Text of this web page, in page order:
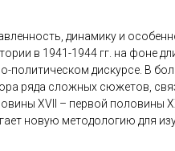
динамику и
в 1941-1944 гг. на фоне
политическом дискурсе. В
ряда сложных сюжетов,
XVII – первой половины
новую методологию для